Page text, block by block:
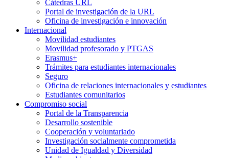
Cátedras URL
Portal de investigación de la URL
Oficina de investigación e innovación
Internacional
Movilidad estudiantes
Movilidad profesorado y PTGAS
Erasmus+
Trámites para estudiantes internacionales
Seguro
Oficina de relaciones internacionales y estudiantes
Estudiantes comunitarios
Compromiso social
Portal de la Transparencia
Desarrollo sostenible
Cooperación y voluntariado
Investigación socialmente comprometida
Unidad de Igualdad y Diversidad